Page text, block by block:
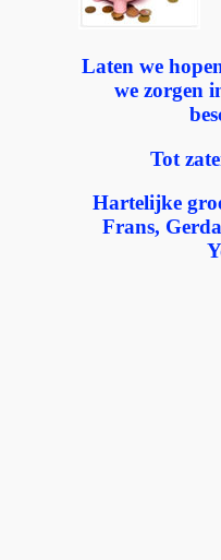
Laten we
we zorgen
Tot
Hartelijke
Frans,